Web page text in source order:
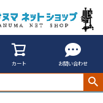
カート お問い合わせ